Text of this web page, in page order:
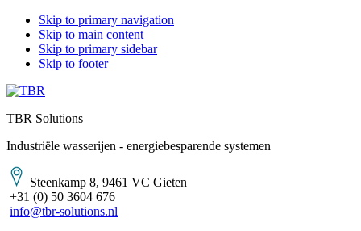
Skip to primary navigation
Skip to main content
Skip to primary sidebar
Skip to footer
TBR Solutions
Industriële wasserijen - energiebesparende systemen
Steenkamp 8, 9461 VC Gieten
+31 (0) 50 3604 676
info@tbr-solutions.nl